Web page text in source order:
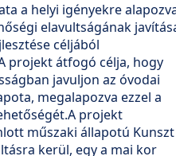
a helyi igényekre
elavultságának
céljából
projekt átfogó célja, hogy
javuljon az óvodai
megalapozva ezzel a
projekt
műszaki állapotú Kunszt
kerül, egy a mai kor